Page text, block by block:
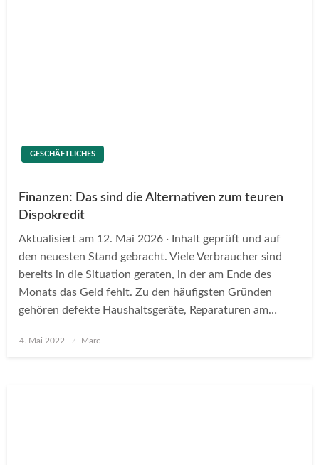
GESCHÄFTLICHES
Finanzen: Das sind die Alternativen zum teuren
Dispokredit
Aktualisiert am 12. Mai 2026 · Inhalt geprüft und auf
den neuesten Stand gebracht. Viele Verbraucher sind
bereits in die Situation geraten, in der am Ende des
Monats das Geld fehlt. Zu den häufigsten Gründen
gehören defekte Haushaltsgeräte, Reparaturen am…
Posted
4. Mai 2022 Marc